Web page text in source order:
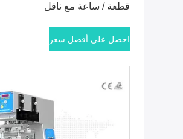
قطعة / ساعة مع ناقل
احصل على أفضل سعر